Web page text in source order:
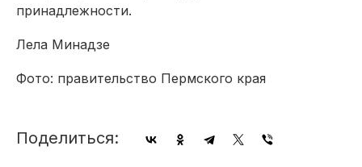
принадлежности.
Лела Минадзе
Фото: правительство Пермского края
Поделиться: